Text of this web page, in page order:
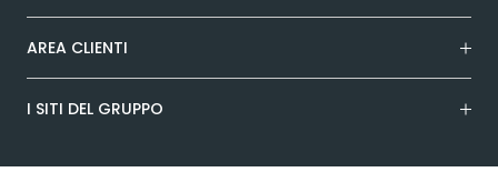
AREA CLIENTI
I SITI DEL GRUPPO